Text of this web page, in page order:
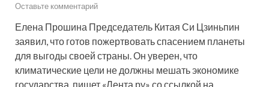
Оставьте комментарий
Елена Прошина Председатель Китая Си Цзиньпин
заявил, что готов пожертвовать спасением планеты
для выгоды своей страны. Он уверен, что
климатические цели не должны мешать экономике
государства, пишет «Лента.ру» со ссылкой на